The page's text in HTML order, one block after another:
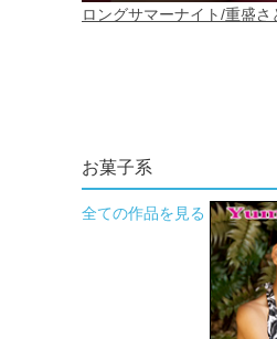
お菓子系
全ての作品を見る